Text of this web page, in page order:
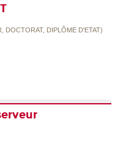
DOCTORAT, DIPLÔME D'ETAT)